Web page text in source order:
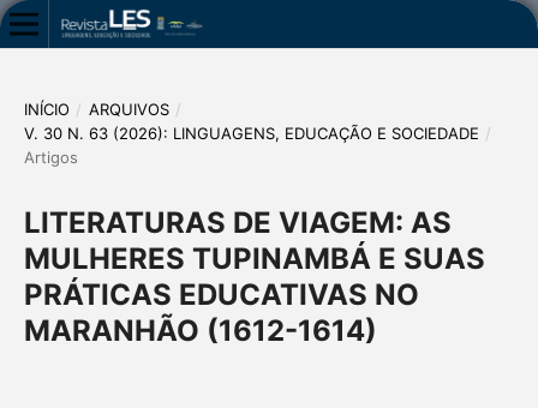
INÍCIO / ARQUIVOS /
V. 30 N. 63 (2026): LINGUAGENS, EDUCAÇÃO E SOCIEDADE /
Artigos
LITERATURAS DE VIAGEM: AS
MULHERES TUPINAMBÁ E SUAS
PRÁTICAS EDUCATIVAS NO
MARANHÃO (1612-1614)